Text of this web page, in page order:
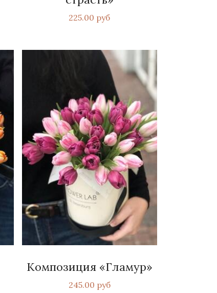
225.00 руб
Композиция «Гламур»
245.00 руб